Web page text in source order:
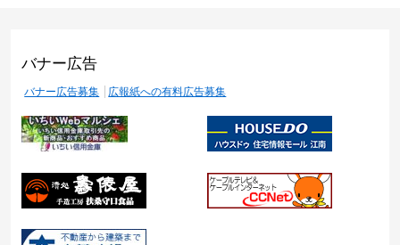
バナー広告
バナー広告募集 広報紙への有料広告募集